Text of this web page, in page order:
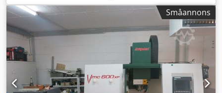
Bordbredd 420 mm Motoreffekt 15 kW Verktygsväxlare 16
Styrsystem SIEMENS 810 shopmill Snabbrörelser X- och Y-
axel 36 m/min Snabbrörelse Z-axel 20 m/min
Spindelupptagning ISO SK 40 Mått 2200x2300x2300 mm
Vikt 2500 kg Youtube-videolänkar: ?v=lGP4FX8j_Gg ?
v=WSiuzCJw6G4
Småannons